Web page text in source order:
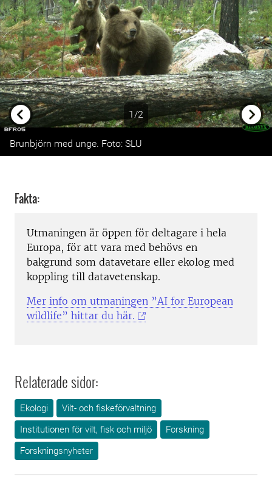
1/2
Previous
Brunbjörn med unge. Foto: SLU
Fakta:
Utmaningen är öppen för deltagare i hela
Europa, för att vara med behövs en
bakgrund som datavetare eller ekolog med
koppling till datavetenskap.
Mer info om utmaningen ”AI for European
wildlife” hittar du här.
Relaterade sidor:
Ekologi
Vilt- och fiskeförvaltning
Institutionen för vilt, fisk och miljö
Forskning
Forskningsnyheter